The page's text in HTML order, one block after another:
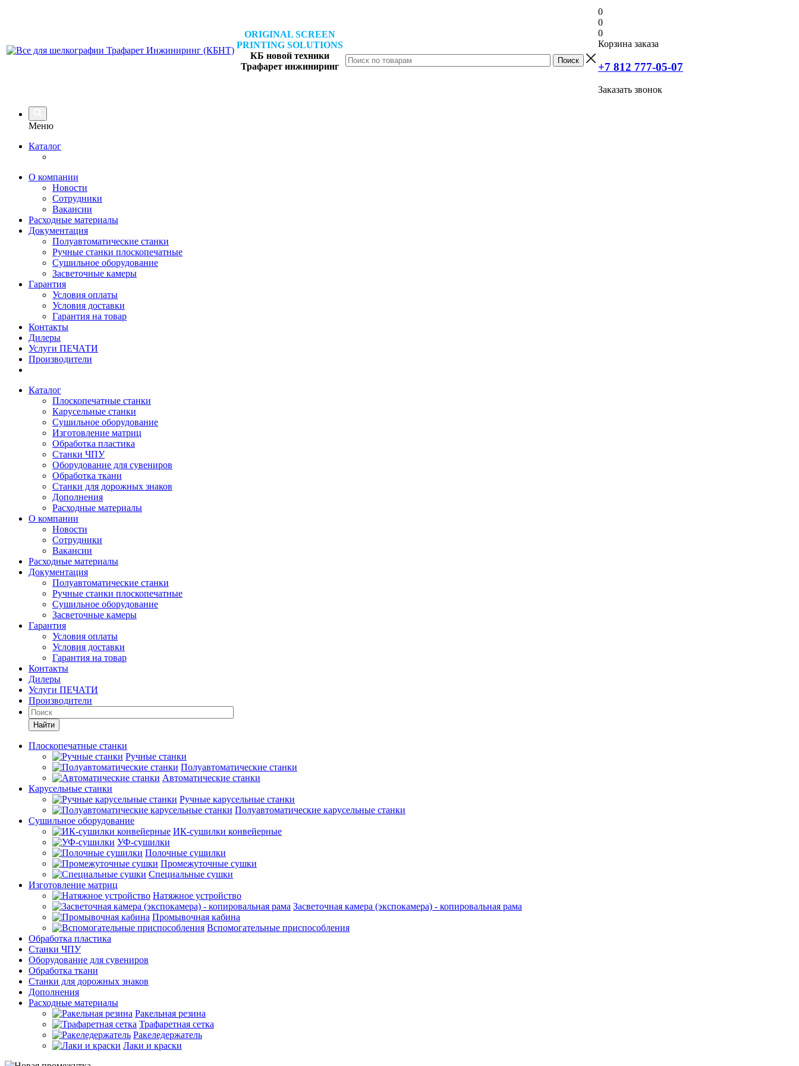
ORIGINAL SCREEN
PRINTING SOLUTIONS
КБ новой техники
Трафарет инжиниринг
0
0
0
Корзина заказа
+7 812 777-05-07
Заказать звонок
Меню
Каталог
О компании
Новости
Сотрудники
Вакансии
Расходные материалы
Документация
Полуавтоматические станки
Ручные станки плоскопечатные
Сушильное оборудование
Засветочные камеры
Гарантия
Условия оплаты
Условия доставки
Гарантия на товар
Контакты
Дилеры
Услуги ПЕЧАТИ
Производители
Каталог
Плоскопечатные станки
Карусельные станки
Сушильное оборудование
Изготовление матриц
Обработка пластика
Станки ЧПУ
Оборудование для сувениров
Обработка ткани
Станки для дорожных знаков
Дополнения
Расходные материалы
О компании
Новости
Сотрудники
Вакансии
Расходные материалы
Документация
Полуавтоматические станки
Ручные станки плоскопечатные
Сушильное оборудование
Засветочные камеры
Гарантия
Условия оплаты
Условия доставки
Гарантия на товар
Контакты
Дилеры
Услуги ПЕЧАТИ
Производители
Найти
Плоскопечатные станки
Ручные станки
Полуавтоматические станки
Автоматические станки
Карусельные станки
Ручные карусельные станки
Полуавтоматические карусельные станки
Сушильное оборудование
ИК-сушилки конвейерные
УФ-сушилки
Полочные сушилки
Промежуточные сушки
Специальные сушки
Изготовление матриц
Натяжное устройство
Засветочная камера (экспокамера) - копировальная рама
Промывочная кабина
Вспомогательные приспособления
Обработка пластика
Станки ЧПУ
Оборудование для сувениров
Обработка ткани
Станки для дорожных знаков
Дополнения
Расходные материалы
Ракельная резина
Трафаретная сетка
Ракеледержатель
Лаки и краски